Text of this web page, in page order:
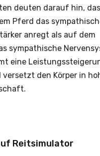
deuten darauf hin,
Pferd das
anregt als auf dem
sympathische
eine
versetzt den Körper in
Reitsimulator